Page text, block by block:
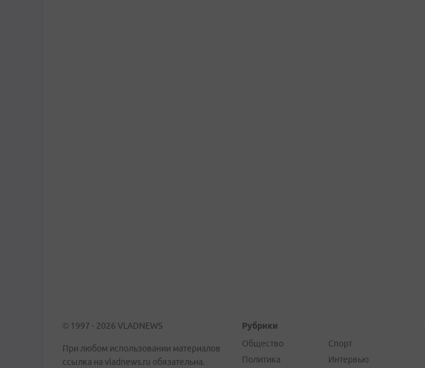
© 1997 - 2026 VLADNEWS
При любом использовании материалов
ссылка на vladnews.ru обязательна.
Рубрики
Общество
Политика
Спорт
Интервью